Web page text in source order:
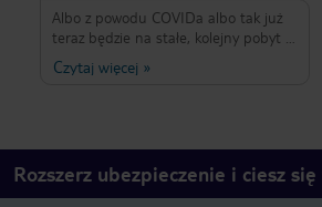
Albo z powodu COVIDa albo tak już
teraz będzie na stałe, kolejny pobyt w
tym hotelu i gorszy niż dotychczas
standard posiłków (mniejszy
jakichkolwiek animacji ( a kiedyś były i
to nawet fajne).
Czytaj więcej »
Rozszerz ubezpieczenie i ciesz